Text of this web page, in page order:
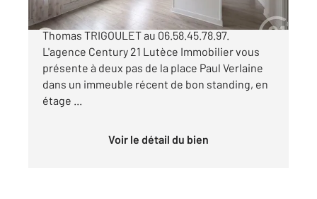
PARIS 13e - Quartier Butte aux Cailles. Contact:
Thomas TRIGOULET au 06.58.45.78.97.
L'agence Century 21 Lutèce Immobilier vous
présente à deux pas de la place Paul Verlaine
dans un immeuble récent de bon standing, en
étage ...
Voir le détail du bien